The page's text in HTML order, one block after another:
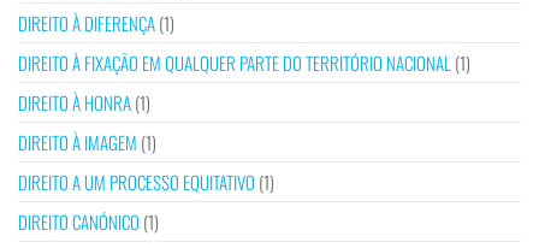
DIREITO À DIFERENÇA(1)
DIREITO À FIXAÇÃO EM QUALQUER PARTE DO TERRITÓRIO NACIONAL (1)
DIREITO À HONRA(1)
DIREITO À IMAGEM (1)
DIREITO A UM PROCESSO EQUITATIVO (1)
DIREITO CANÓNICO (1)